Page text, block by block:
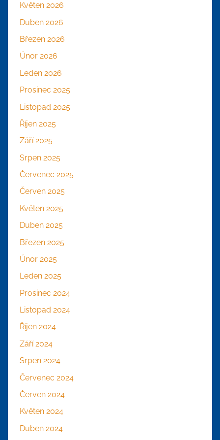
Květen 2026
Duben 2026
Březen 2026
Únor 2026
Leden 2026
Prosinec 2025
Listopad 2025
Říjen 2025
Září 2025
Srpen 2025
Červenec 2025
Červen 2025
Květen 2025
Duben 2025
Březen 2025
Únor 2025
Leden 2025
Prosinec 2024
Listopad 2024
Říjen 2024
Září 2024
Srpen 2024
Červenec 2024
Červen 2024
Květen 2024
Duben 2024